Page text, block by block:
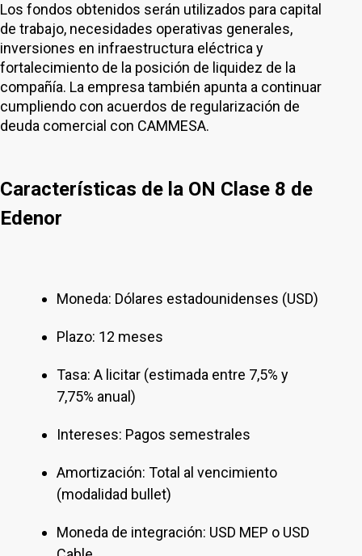
Los fondos obtenidos serán utilizados para capital
de trabajo, necesidades operativas generales,
inversiones en infraestructura eléctrica y
fortalecimiento de la posición de liquidez de la
compañía. La empresa también apunta a continuar
cumpliendo con acuerdos de regularización de
deuda comercial con CAMMESA.
Características de la ON Clase 8 de
Edenor
Moneda: Dólares estadounidenses (USD)
Plazo: 12 meses
Tasa: A licitar (estimada entre 7,5% y
7,75% anual)
Intereses: Pagos semestrales
Amortización: Total al vencimiento
(modalidad bullet)
Moneda de integración: USD MEP o USD